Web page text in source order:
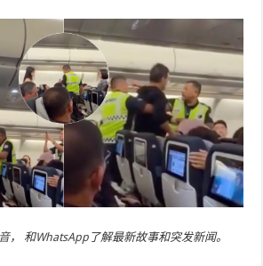
， 和WhatsApp 了解最新故事和突发新闻。